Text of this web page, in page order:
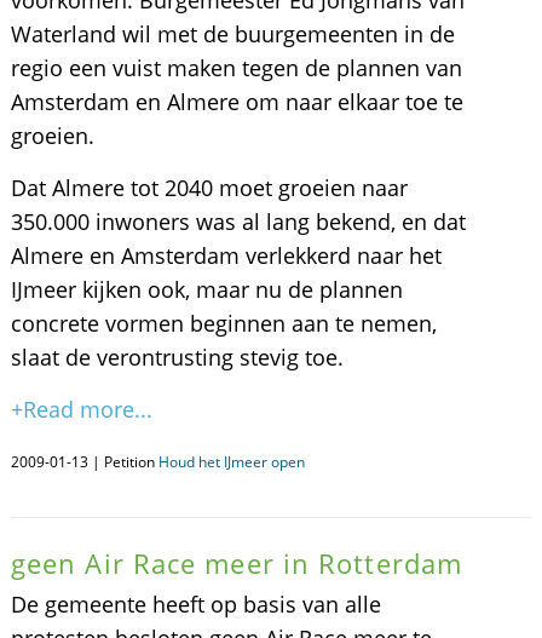
Waterland wil met de buurgemeenten in de
regio een vuist maken tegen de plannen van
Amsterdam en Almere om naar elkaar toe te
groeien.
Dat Almere tot 2040 moet groeien naar
350.000 inwoners was al lang bekend, en dat
Almere en Amsterdam verlekkerd naar het
IJmeer kijken ook, maar nu de plannen
concrete vormen beginnen aan te nemen,
slaat de verontrusting stevig toe.
+Read more...
2009-01-13 | Petition Houd het IJmeer open
geen Air Race meer in Rotterdam
De gemeente heeft op basis van alle